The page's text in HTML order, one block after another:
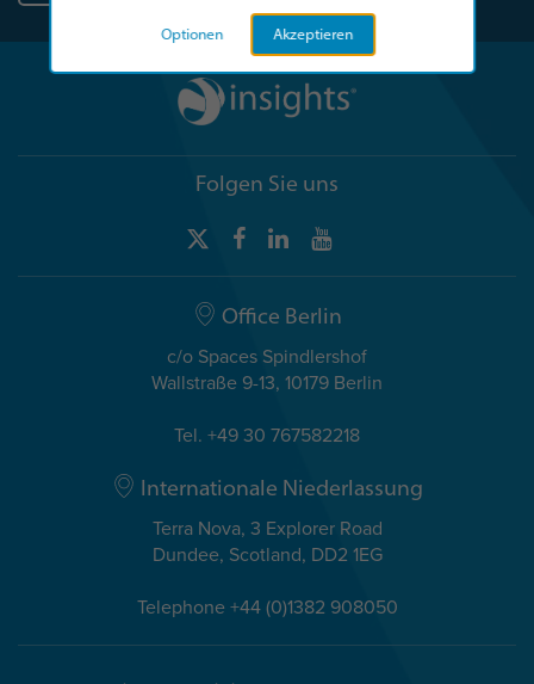
Folgen Sie uns
Office Berlin
c/o Spaces Spindlershof
Wallstraße 9-13, 10179 Berlin
Tel. +49 30 767582218
Internationale Niederlassung
Terra Nova, 3 Explorer Road
Dundee, Scotland, DD2 1EG
Telephone +44 (0)1382 908050
Akzeptieren
Optionen